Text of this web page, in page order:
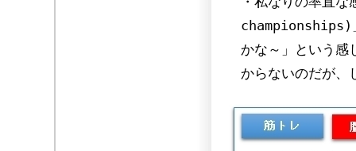
championships)
かな～」という感
からないのだが、